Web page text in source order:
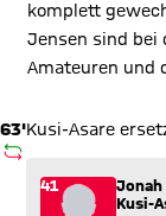
komplett
Jensen sind bei
Amateuren und
63'
AUSWECHSLUNG
Kusi-Asare
Wechsel:
41
Jonah
Kusi-